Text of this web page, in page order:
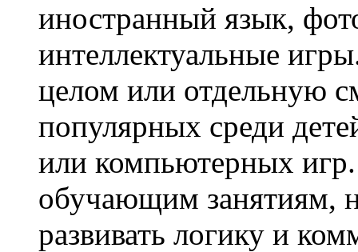
иностранный язык,
интеллектуальные
целом или отдельную
популярных среди
или компьютерных
обучающим занятиям,
развивать логику и